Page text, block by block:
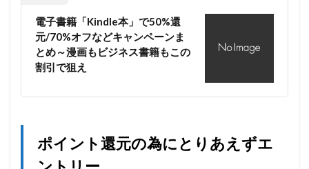
電子書籍「Kindle本」で50%還
元/70%オフなどキャンペーンま
とめ～漫画もビジネス書籍もこの
割引で狙え
ポイント還元の為にとりあえずエ